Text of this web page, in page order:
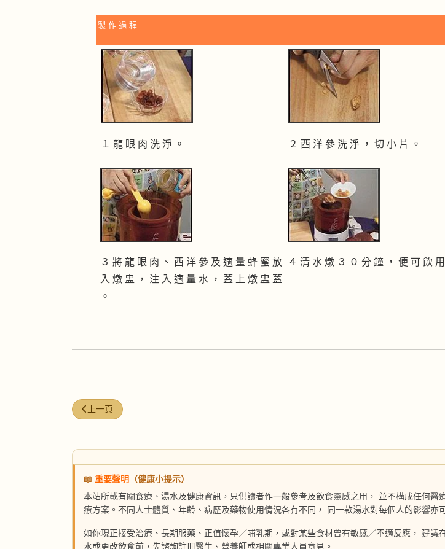
製 作 過 程
１ 龍 眼 肉 洗 淨 。 ２ 西 洋 參 洗 淨 ， 切 小 片 。
３ 將 龍 眼 肉 、 西 洋 參 及 適 量 蜂 蜜 放
入 燉 盅 ， 注 入 適 量 水 ， 蓋 上 燉 盅 蓋
。
４ 清 水 燉 ３ ０ 分 鐘 ， 便 可 飲 用
上一篇文章: 蓮藕薏米排骨湯
上一頁
📖 重要聲明
（健康小提示）
本站所載有關食療、湯水及健康資訊，只供讀者作一般參考及飲食靈感之用， 並不構成任何醫
療方案。不同人士體質、年齡、病歷及藥物使用情況各有不同， 同一款湯水對每個人的影響亦
如你現正接受治療、長期服藥、正值懷孕／哺乳期，或對某些食材曾有敏感／不適反應， 建議
水或更改飲食前，先諮詢註冊醫生、營養師或相關專業人員意見。